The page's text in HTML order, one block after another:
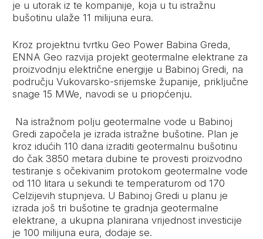
je u utorak iz te kompanije, koja u tu istražnu
bušotinu ulaže 11 milijuna eura.
Kroz projektnu tvrtku Geo Power Babina Greda,
ENNA Geo razvija projekt geotermalne elektrane za
proizvodnju električne energije u Babinoj Gredi, na
području Vukovarsko-srijemske županije, priključne
snage 15 MWe, navodi se u priopćenju.
Na istražnom polju geotermalne vode u Babinoj
Gredi započela je izrada istražne bušotine. Plan je
kroz idućih 110 dana izraditi geotermalnu bušotinu
do čak 3850 metara dubine te provesti proizvodno
testiranje s očekivanim protokom geotermalne vode
od 110 litara u sekundi te temperaturom od 170
Celzijevih stupnjeva. U Babinoj Gredi u planu je
izrada još tri bušotine te gradnja geotermalne
elektrane, a ukupna planirana vrijednost investicije
je 100 milijuna eura, dodaje se.